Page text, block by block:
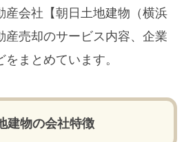
産会社【朝日土地建物（横浜
産売却のサービス内容、企業
まとめています。
建物の会社特徴